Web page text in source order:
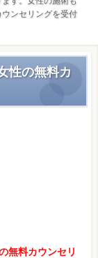
ンセリングを受付
性の無料カ
無料カウンセリ